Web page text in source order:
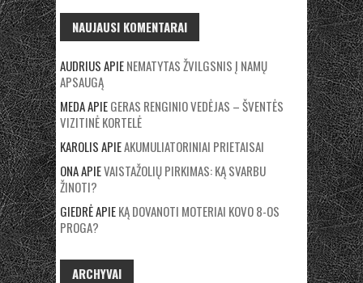
NAUJAUSI KOMENTARAI
AUDRIUSAPIENEMATYTAS ŽVILGSNIS Į NAMŲ
APSAUGĄ
MEDAAPIEGERAS RENGINIO VEDĖJAS – ŠVENTĖS
VIZITINĖ KORTELĖ
KAROLISAPIEAKUMULIATORINIAI PRIETAISAI
ONAAPIEVAISTAŽOLIŲ PIRKIMAS: KĄ SVARBU
ŽINOTI?
GIEDRĖAPIEKĄ DOVANOTI MOTERIAI KOVO 8-OS
PROGA?
ARCHYVAI